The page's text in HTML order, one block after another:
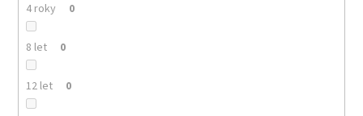
4 roky 0
8 let 0
12 let 0